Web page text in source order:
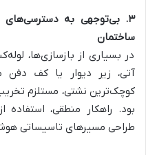
۳. بی‌توجهی به
ساختمان
در بسیاری از بازسازی‌ها،
آتی، زیر دیوار یا کف
کوچک‌ترین نشتی، مستلزم
بود. راهکار منطقی،
طراحی مسیرهای تاسیساتی